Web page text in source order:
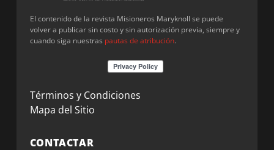
El contenido de la revista Misioneros Maryknoll se puede
volver a publicar sin costo y sin autorización previa, siempre y
cuando siga nuestras pautas de atribución.
Términos y Condiciones
Mapa del Sitio
CONTACTAR